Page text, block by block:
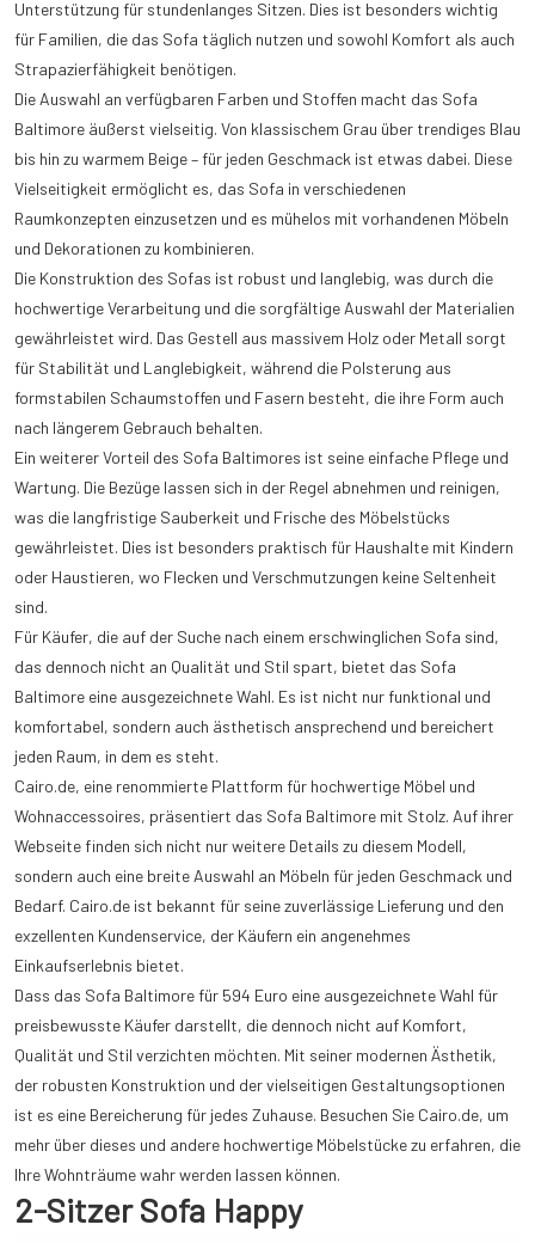
Unterstützung für stundenlanges Sitzen. Dies ist besonders wichtig
für Familien, die das Sofa täglich nutzen und sowohl Komfort als auch
Strapazierfähigkeit benötigen.
Die Auswahl an verfügbaren Farben und Stoffen macht das Sofa
Baltimore äußerst vielseitig. Von klassischem Grau über trendiges Blau
bis hin zu warmem Beige – für jeden Geschmack ist etwas dabei. Diese
Vielseitigkeit ermöglicht es, das Sofa in verschiedenen
Raumkonzepten einzusetzen und es mühelos mit vorhandenen Möbeln
und Dekorationen zu kombinieren.
Die Konstruktion des Sofas ist robust und langlebig, was durch die
hochwertige Verarbeitung und die sorgfältige Auswahl der Materialien
gewährleistet wird. Das Gestell aus massivem Holz oder Metall sorgt
für Stabilität und Langlebigkeit, während die Polsterung aus
formstabilen Schaumstoffen und Fasern besteht, die ihre Form auch
nach längerem Gebrauch behalten.
Ein weiterer Vorteil des Sofa Baltimores ist seine einfache Pflege und
Wartung. Die Bezüge lassen sich in der Regel abnehmen und reinigen,
was die langfristige Sauberkeit und Frische des Möbelstücks
gewährleistet. Dies ist besonders praktisch für Haushalte mit Kindern
oder Haustieren, wo Flecken und Verschmutzungen keine Seltenheit
sind.
Für Käufer, die auf der Suche nach einem erschwinglichen Sofa sind,
das dennoch nicht an Qualität und Stil spart, bietet das Sofa
Baltimore eine ausgezeichnete Wahl. Es ist nicht nur funktional und
komfortabel, sondern auch ästhetisch ansprechend und bereichert
jeden Raum, in dem es steht.
Cairo.de, eine renommierte Plattform für hochwertige Möbel und
Wohnaccessoires, präsentiert das Sofa Baltimore mit Stolz. Auf ihrer
Webseite finden sich nicht nur weitere Details zu diesem Modell,
sondern auch eine breite Auswahl an Möbeln für jeden Geschmack und
Bedarf. Cairo.de ist bekannt für seine zuverlässige Lieferung und den
exzellenten Kundenservice, der Käufern ein angenehmes
Einkaufserlebnis bietet.
Dass das Sofa Baltimore für 594 Euro eine ausgezeichnete Wahl für
preisbewusste Käufer darstellt, die dennoch nicht auf Komfort,
Qualität und Stil verzichten möchten. Mit seiner modernen Ästhetik,
der robusten Konstruktion und der vielseitigen Gestaltungsoptionen
ist es eine Bereicherung für jedes Zuhause. Besuchen Sie Cairo.de, um
mehr über dieses und andere hochwertige Möbelstücke zu erfahren, die
Ihre Wohnträume wahr werden lassen können.
2-Sitzer Sofa Happy